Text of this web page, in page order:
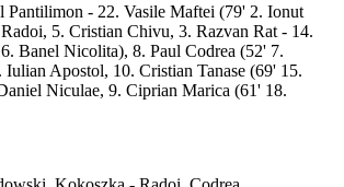
Pantilimon - 22. Vasile Maftei (79' 2. Ionut
5. Cristian Chivu, 3. Razvan Rat - 14.
Banel Nicolita), 8. Paul Codrea (52' 7.
Apostol, 10. Cristian Tanase (69' 15.
Niculae, 9. Ciprian Marica (61' 18.